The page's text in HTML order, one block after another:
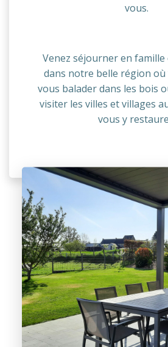
vous.
Venez séjourner en
dans notre belle région
vous balader dans les bois
visiter les villes et villages
vous y